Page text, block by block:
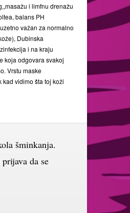
i limfnu drenažu
balans PH
važan za normalno
Dubinska
i na kraju
koja odgovara svakoj
Vrstu maske
kad vidimo šta toj koži
šminkanja.
da se